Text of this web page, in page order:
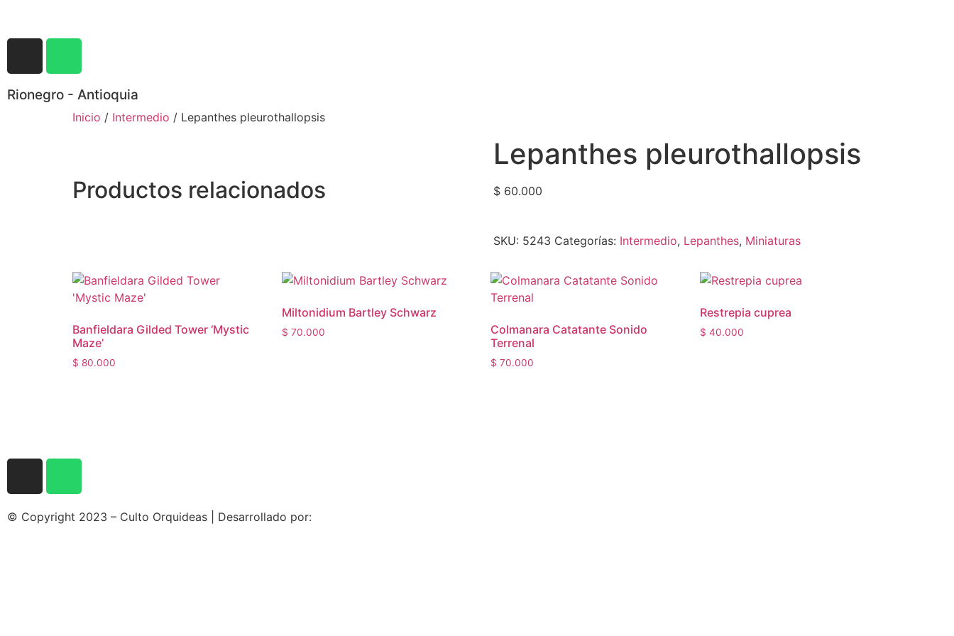
Rionegro - Antioquia
Inicio / Intermedio / Lepanthes pleurothallopsis
Lepanthes pleurothallopsis
$60.000
SKU: 5243 Categorías: Intermedio, Lepanthes, Miniaturas
Productos relacionados
Banfieldara Gilded Tower ‘Mystic
Maze’
$ 80.000
Miltonidium Bartley Schwarz
$ 70.000
Colmanara Catatante Sonido
Terrenal
$ 70.000
Restrepia cuprea
$ 40.000
© Copyright 2023 – Culto Orquideas | Desarrollado por: